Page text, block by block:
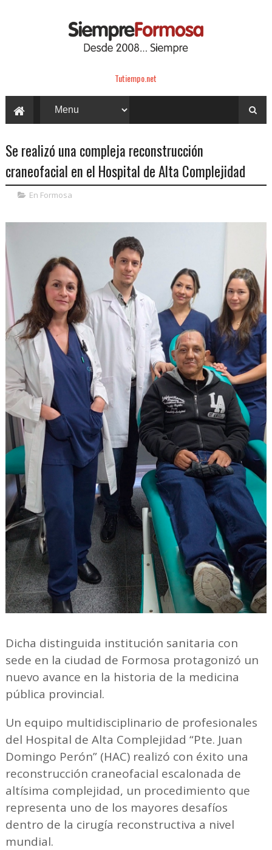
Tutiempo.net
Se realizó una compleja reconstrucción
craneofacial en el Hospital de Alta Complejidad
En Formosa
Dicha distinguida institución sanitaria con
sede en la ciudad de Formosa protagonizó un
nuevo avance en la historia de la medicina
pública provincial.
Un equipo multidisciplinario de profesionales
del Hospital de Alta Complejidad “Pte. Juan
Domingo Perón” (HAC) realizó con éxito una
reconstrucción craneofacial escalonada de
altísima complejidad, un procedimiento que
representa uno de los mayores desafíos
dentro de la cirugía reconstructiva a nivel
mundial.